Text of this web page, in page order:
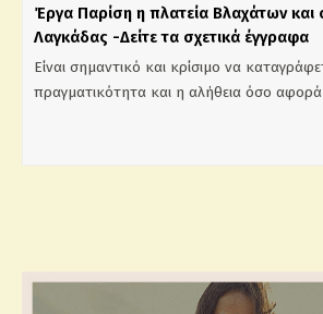
Έργα Παρίση η πλατεία Βλαχάτων και
Λαγκάδας -Δείτε τα σχετικά έγγραφα
Είναι σημαντικό και κρίσιμο να
πραγματικότητα και η αλήθεια όσο